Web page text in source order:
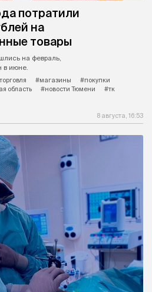
потратили
на
товары
на февраль,
в июне.
#магазины
#покупки
область #новости Тюмени #тк
8 августа, 16:53